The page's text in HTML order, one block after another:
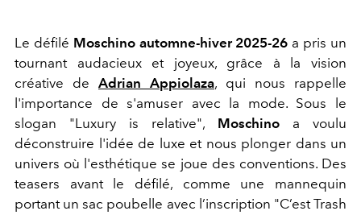
Le défilé Moschino automne-hiver 2025-26 a pris un
tournant audacieux et joyeux, grâce à la vision
créative de Adrian Appiolaza, qui nous rappelle
l'importance de s'amuser avec la mode. Sous le
slogan "Luxury is relative", Moschino a voulu
déconstruire l'idée de luxe et nous plonger dans un
univers où l'esthétique se joue des conventions. Des
teasers avant le défilé, comme une mannequin
portant un sac poubelle avec l’inscription "C’est Trash